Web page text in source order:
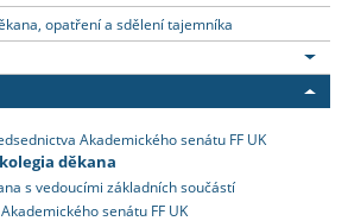
opatření a sdělení tajemníka
Akademického senátu FF UK
děkana
s vedoucími základních součástí
senátu FF UK